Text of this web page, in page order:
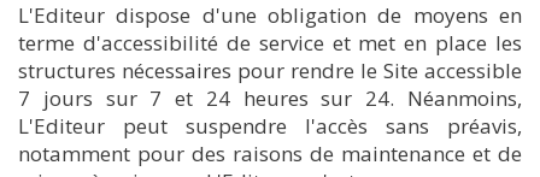
L'Editeur dispose d'une obligation de moyens en
terme d'accessibilité de service et met en place les
structures nécessaires pour rendre le Site accessible
7 jours sur 7 et 24 heures sur 24. Néanmoins,
L'Editeur peut suspendre l'accès sans préavis,
notamment pour des raisons de maintenance et de